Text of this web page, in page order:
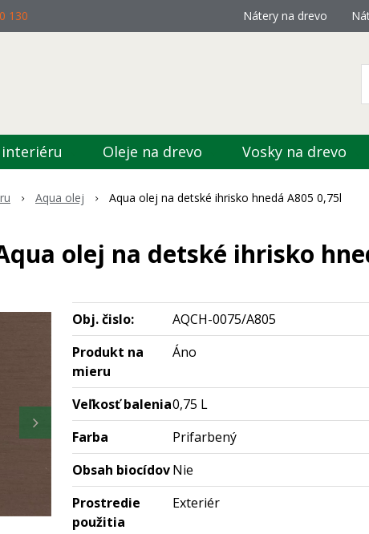
130 Nátery na drevo
Oleje na drevo Vosky na drevo
Aqua olej Aqua olej na detské ihrisko hnedá A805 0,75l
olej na detské ihrisko
Obj. čislo:
AQCH-0075/A805
Produkt na
mieru
Áno
Veľkosť balenia0,75 L
Farba
Prifarbený
Obsah biocídovNie
Prostredie
použitia
Exteriér